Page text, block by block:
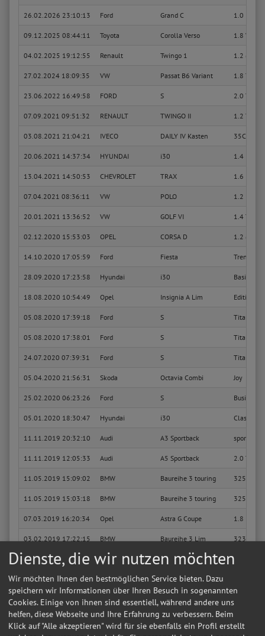
26.02.2026 23:10:13 Ford Grand C 1.0
09.12.2025 08:44:11 Toyota Corolla Verso 1.8 VVT-i
04.02.2025 19:12:55 Renault Twingo 1 1.2
27.02.2024 18:09:35 VW Passat B6 Variant 1.8 TSI
23.06.2022 16:49:58 FORD S 2.0 TDCi
07.09.2021 09:51:32 RENAULT TWINGO II 1.2 Turbo
03.08.2021 21:04:21 IVECO DAILY IV Kasten 35C14 V,
20.06.2021 14:37:34 HYUNDAI i30 1.4
13.04.2021 14:50:53 CHEVROLET TRAX 1.6 D
07.04.2021 08:36:11 VW POLO 1.2 12V
20.01.2021 13:36:52 VW GOLF VI 1.4 TSI
02.12.2020 15:53:03 OPEL CORSA D 1.2 (L08,
14.10.2020 17:05:59 Ford Fiesta Trend
28.09.2020 17:23:58 Hyundai i30 Basis blue
18.08.2020 10:54:49 Opel Insignia A Lim Edition
05.08.2020 17:39:18 Ford S Titanium
05.08.2020 17:38:01 Ford S Titanium
24.07.2020 07:39:31 Ford S Titanium
05.04.2020 21:56:31 Skoda Octavia Combi Joy
25.02.2020 06:23:26 Ford S Business
05.01.2020 18:30:47 Hyundai i30 Classic
11.11.2019 20:32:10 Audi A3 Sportback sport
11.11.2019 12:05:33 Audi A5 Sportback 2.0 TFSI
11.05.2019 15:09:02 BMW Baureihe 3 touring 325i
11.05.2019 15:03:18 BMW Baureihe 3 touring 325i
07.03.2019 16:20:34 Opel Astra G Coupe 1.8 16V
03.02.2019 17:22:15 BMW Baureihe 3 Lim 323i
28.08.2018 17:50:39 Volkswagen Polo III Lim Basis
Sie suchen in Freiberg Am Neckar eine günstige Werkstatt?Anfrage jetzt stellen
28.08.2018 17:45:08 Volkswagen Polo III Classic
10.08.2018 09:52:11 BMW Baureihe X3
Dienste, die wir nutzen möchten
Wir möchten Ihnen den bestmöglichen Service bieten. Dazu
speichern wir Informationen über Ihren Besuch in sogenannten
Cookies. Einige von ihnen sind essentiell, während andere uns
helfen, diese Webseite und Ihre Erfahrung zu verbessern. Beim
Klick auf "Alle akzeptieren" wird für sie ebenfalls ein Profil erstellt